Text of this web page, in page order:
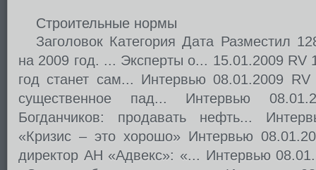
Строительные нормы
Заголовок Категория Дата Разместил
на 2009 год. ... Эксперты о... 15.01.2009 RV
год станет сам... Интервью 08.01.2009
существенное пад... Интервью
Богданчиков: продавать нефть...
«Кризис – это хорошо» Интервью
директор АН «Адвекс»: «... Интервью